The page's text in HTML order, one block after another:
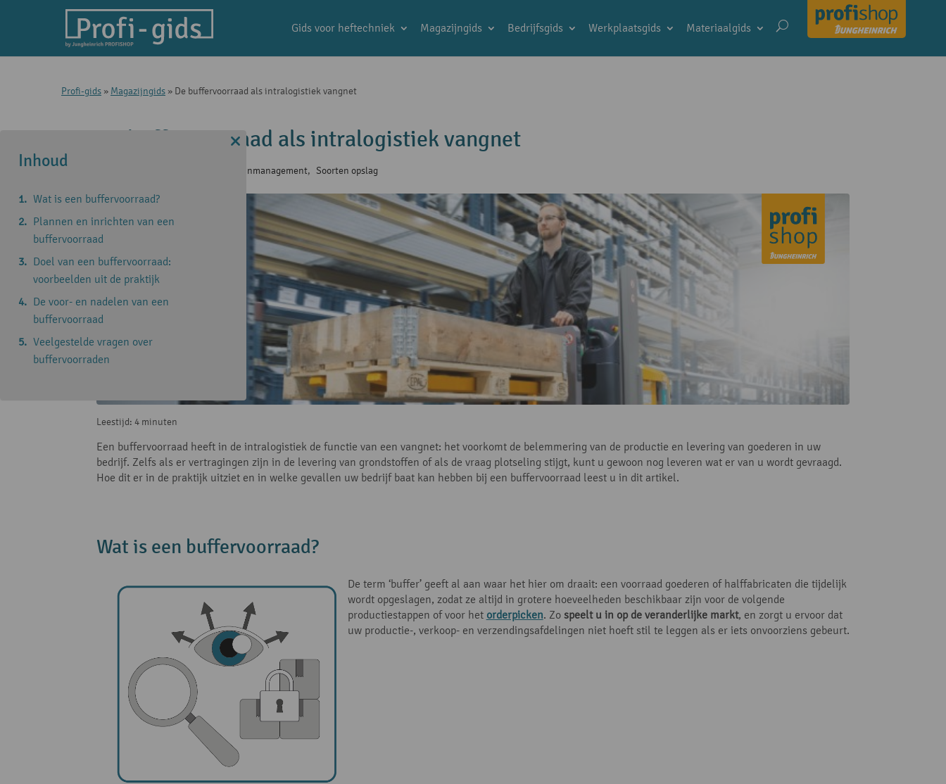
Gids voor heftechniek Magazijngids Bedrijfsgids Werkplaatsgids Materiaalgids
Profi-gids » Magazijngids » De buffervoorraad als intralogistiek vangnet
De buffervoorraad als intralogistiek vangnet
Magazijnmanagement, Soorten opslag
Leestijd: 4 minuten
Inhoud
Wat is een buffervoorraad?
Plannen en inrichten van een
buffervoorraad
Doel van een buffervoorraad:
voorbeelden uit de praktijk
De voor- en nadelen van een
buffervoorraad
Veelgestelde vragen over
buffervoorraden
Een buffervoorraad heeft in de intralogistiek de functie van een vangnet: het voorkomt de belemmering van de productie en levering van goederen in uw
bedrijf. Zelfs als er vertragingen zijn in de levering van grondstoffen of als de vraag plotseling stijgt, kunt u gewoon nog leveren wat er van u wordt gevraagd.
Hoe dit er in de praktijk uitziet en in welke gevallen uw bedrijf baat kan hebben bij een buffervoorraad leest u in dit artikel.
Wat is een buffervoorraad?
De term ‘buffer’ geeft al aan waar het hier om draait: een voorraad goederen of halffabricaten die tijdelijk
wordt opgeslagen, zodat ze altijd in grotere hoeveelheden beschikbaar zijn voor de volgende
productiestappen of voor het orderpicken. Zo speelt u in op de veranderlijke markt, en zorgt u ervoor dat
uw productie-, verkoop- en verzendingsafdelingen niet hoeft stil te leggen als er iets onvoorziens gebeurt.